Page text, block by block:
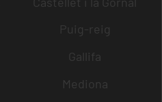
Puig-reig
Gallifa
Mediona